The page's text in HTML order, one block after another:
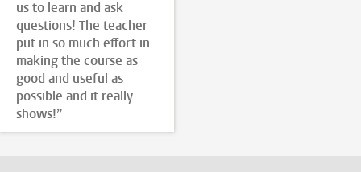
us to learn and ask
questions! The teacher
put in so much effort in
making the course as
good and useful as
possible and it really
shows!”